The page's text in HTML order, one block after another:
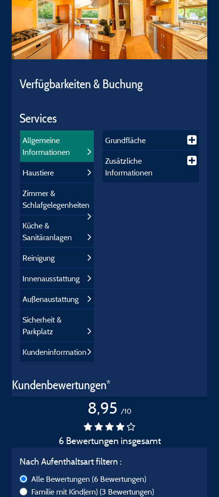
Verfügbarkeiten & Buchung
Services
Allgemeine
Informationen
Haustiere
Zimmer &
Schlafgelegenheiten
Küche &
Sanitäranlagen
Reinigung
Innenausstattung
Außenaustattung
Sicherheit &
Parkplatz
Kundeninformation
Grundfläche
Zusätzliche
Informationen
Kundenbewertungen*
8,95 /10
6 Bewertungen insgesamt
Nach Aufenthaltsart filtern :
Alle Bewertungen (6 Bewertungen)
Familie mit Kind(ern) (3 Bewertungen)